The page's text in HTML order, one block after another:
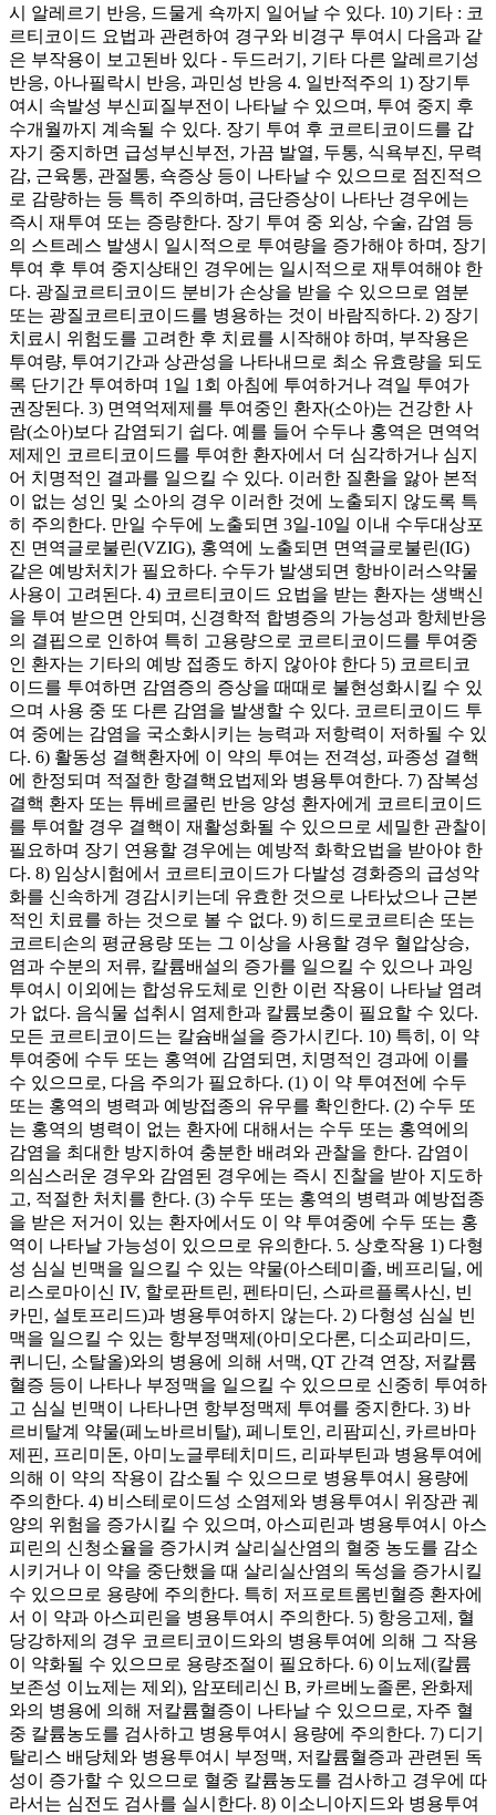
시 알레르기 반응, 드물게 쇽까지 일어날 수 있다. 10) 기타 : 코
르티코이드 요법과 관련하여 경구와 비경구 투여시 다음과 같
은 부작용이 보고된바 있다 - 두드러기, 기타 다른 알레르기성
반응, 아나필락시 반응, 과민성 반응 4. 일반적주의 1) 장기투
여시 속발성 부신피질부전이 나타날 수 있으며, 투여 중지 후
수개월까지 계속될 수 있다. 장기 투여 후 코르티코이드를 갑
자기 중지하면 급성부신부전, 가끔 발열, 두통, 식욕부진, 무력
감, 근육통, 관절통, 쇽증상 등이 나타날 수 있으므로 점진적으
로 감량하는 등 특히 주의하며, 금단증상이 나타난 경우에는
즉시 재투여 또는 증량한다. 장기 투여 중 외상, 수술, 감염 등
의 스트레스 발생시 일시적으로 투여량을 증가해야 하며, 장기
투여 후 투여 중지상태인 경우에는 일시적으로 재투여해야 한
다. 광질코르티코이드 분비가 손상을 받을 수 있으므로 염분
또는 광질코르티코이드를 병용하는 것이 바람직하다. 2) 장기
치료시 위험도를 고려한 후 치료를 시작해야 하며, 부작용은
투여량, 투여기간과 상관성을 나타내므로 최소 유효량을 되도
록 단기간 투여하며 1일 1회 아침에 투여하거나 격일 투여가
권장된다. 3) 면역억제제를 투여중인 환자(소아)는 건강한 사
람(소아)보다 감염되기 쉽다. 예를 들어 수두나 홍역은 면역억
제제인 코르티코이드를 투여한 환자에서 더 심각하거나 심지
어 치명적인 결과를 일으킬 수 있다. 이러한 질환을 앓아 본적
이 없는 성인 및 소아의 경우 이러한 것에 노출되지 않도록 특
히 주의한다. 만일 수두에 노출되면 3일-10일 이내 수두대상포
진 면역글로불린(VZIG), 홍역에 노출되면 면역글로불린(IG)
같은 예방처치가 필요하다. 수두가 발생되면 항바이러스약물
사용이 고려된다. 4) 코르티코이드 요법을 받는 환자는 생백신
을 투여 받으면 안되며, 신경학적 합병증의 가능성과 항체반응
의 결핍으로 인하여 특히 고용량으로 코르티코이드를 투여중
인 환자는 기타의 예방 접종도 하지 않아야 한다 5) 코르티코
이드를 투여하면 감염증의 증상을 때때로 불현성화시킬 수 있
으며 사용 중 또 다른 감염을 발생할 수 있다. 코르티코이드 투
여 중에는 감염을 국소화시키는 능력과 저항력이 저하될 수 있
다. 6) 활동성 결핵환자에 이 약의 투여는 전격성, 파종성 결핵
에 한정되며 적절한 항결핵요법제와 병용투여한다. 7) 잠복성
결핵 환자 또는 튜베르쿨린 반응 양성 환자에게 코르티코이드
를 투여할 경우 결핵이 재활성화될 수 있으므로 세밀한 관찰이
필요하며 장기 연용할 경우에는 예방적 화학요법을 받아야 한
다. 8) 임상시험에서 코르티코이드가 다발성 경화증의 급성악
화를 신속하게 경감시키는데 유효한 것으로 나타났으나 근본
적인 치료를 하는 것으로 볼 수 없다. 9) 히드로코르티손 또는
코르티손의 평균용량 또는 그 이상을 사용할 경우 혈압상승,
염과 수분의 저류, 칼륨배설의 증가를 일으킬 수 있으나 과잉
투여시 이외에는 합성유도체로 인한 이런 작용이 나타날 염려
가 없다. 음식물 섭취시 염제한과 칼륨보충이 필요할 수 있다.
모든 코르티코이드는 칼슘배설을 증가시킨다. 10) 특히, 이 약
투여중에 수두 또는 홍역에 감염되면, 치명적인 경과에 이를
수 있으므로, 다음 주의가 필요하다. (1) 이 약 투여전에 수두
또는 홍역의 병력과 예방접종의 유무를 확인한다. (2) 수두 또
는 홍역의 병력이 없는 환자에 대해서는 수두 또는 홍역에의
감염을 최대한 방지하여 충분한 배려와 관찰을 한다. 감염이
의심스러운 경우와 감염된 경우에는 즉시 진찰을 받아 지도하
고, 적절한 처치를 한다. (3) 수두 또는 홍역의 병력과 예방접종
을 받은 저거이 있는 환자에서도 이 약 투여중에 수두 또는 홍
역이 나타날 가능성이 있으므로 유의한다. 5. 상호작용 1) 다형
성 심실 빈맥을 일으킬 수 있는 약물(아스테미졸, 베프리딜, 에
리스로마이신 IV, 할로판트린, 펜타미딘, 스파르플록사신, 빈
카민, 설토프리드)과 병용투여하지 않는다. 2) 다형성 심실 빈
맥을 일으킬 수 있는 항부정맥제(아미오다론, 디소피라미드,
퀴니딘, 소탈올)와의 병용에 의해 서맥, QT 간격 연장, 저칼륨
혈증 등이 나타나 부정맥을 일으킬 수 있으므로 신중히 투여하
고 심실 빈맥이 나타나면 항부정맥제 투여를 중지한다. 3) 바
르비탈계 약물(페노바르비탈), 페니토인, 리팜피신, 카르바마
제핀, 프리미돈, 아미노글루테치미드, 리파부틴과 병용투여에
의해 이 약의 작용이 감소될 수 있으므로 병용투여시 용량에
주의한다. 4) 비스테로이드성 소염제와 병용투여시 위장관 궤
양의 위험을 증가시킬 수 있으며, 아스피린과 병용투여시 아스
피린의 신청소율을 증가시켜 살리실산염의 혈중 농도를 감소
시키거나 이 약을 중단했을 때 살리실산염의 독성을 증가시킬
수 있으므로 용량에 주의한다. 특히 저프로트롬빈혈증 환자에
서 이 약과 아스피린을 병용투여시 주의한다. 5) 항응고제, 혈
당강하제의 경우 코르티코이드와의 병용투여에 의해 그 작용
이 약화될 수 있으므로 용량조절이 필요하다. 6) 이뇨제(칼륨
보존성 이뇨제는 제외), 암포테리신 B, 카르베노졸론, 완화제
와의 병용에 의해 저칼륨혈증이 나타날 수 있으므로, 자주 혈
중 칼륨농도를 검사하고 병용투여시 용량에 주의한다. 7) 디기
탈리스 배당체와 병용투여시 부정맥, 저칼륨혈증과 관련된 독
성이 증가할 수 있으므로 혈중 칼륨농도를 검사하고 경우에 따
라서는 심전도 검사를 실시한다. 8) 이소니아지드와 병용투여